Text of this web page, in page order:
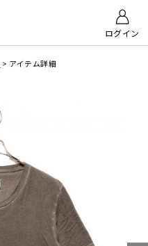
ログイン
> アイテム詳細